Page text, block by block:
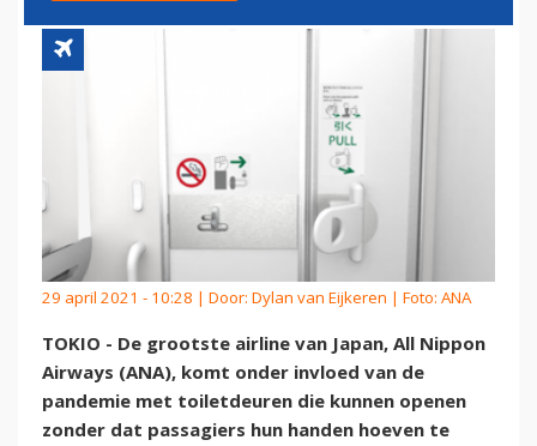
29 april 2021 - 10:28 | Door: Dylan van Eijkeren | Foto: ANA
TOKIO - De grootste airline van Japan, All Nippon
Airways (ANA), komt onder invloed van de
pandemie met toiletdeuren die kunnen openen
zonder dat passagiers hun handen hoeven te